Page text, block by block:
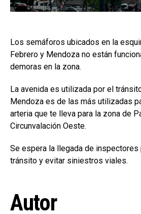
Los semáforos ubicados en la
Febrero y Mendoza no están
demoras en la zona.
La avenida es utilizada por el
Mendoza es de las más utilizadas
arteria que te lleva para la zona de
Circunvalación Oeste.
Se espera la llegada de inspectores
tránsito y evitar siniestros viales.
Autor